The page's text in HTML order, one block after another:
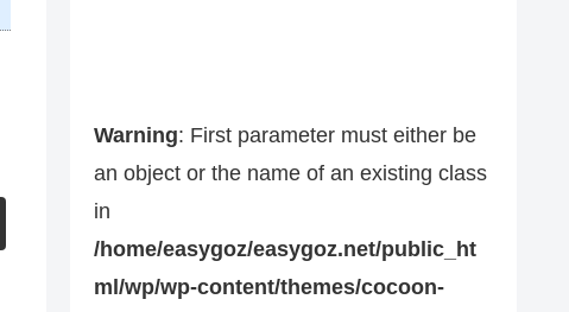
Warning: First parameter must either be
an object or the name of an existing class
in
/home/easygoz/easygoz.net/public_ht
ml/wp/wp-content/themes/cocoon-